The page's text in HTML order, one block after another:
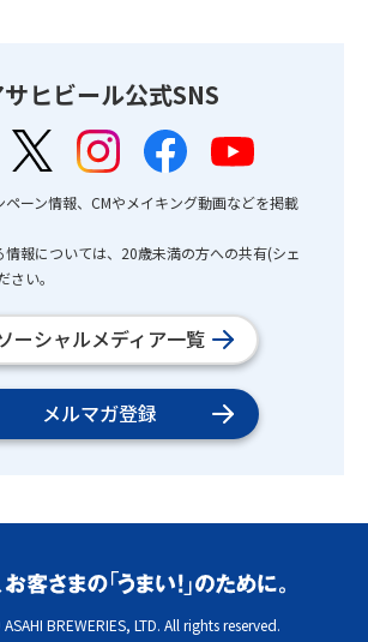
サヒビール公式SNS
ーン情報、CMやメイキング動画などを掲載
報については、20歳未満の方への共有(シェ
さい。
ーシャルメディア一覧
メルマガ登録
BREWERIES, LTD. All rights reserved.